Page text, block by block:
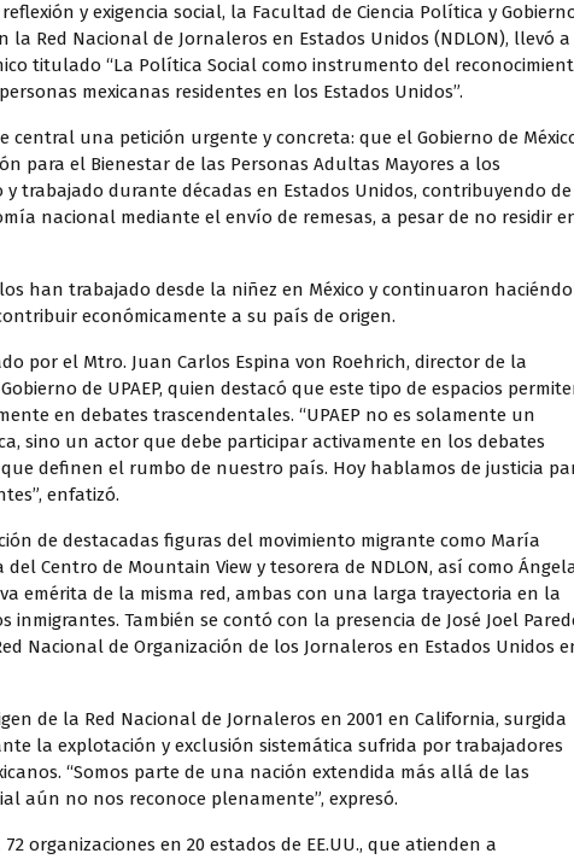
y exigencia social, la Facultad de Ciencia Política y
la Red Nacional de Jornaleros en Estados Unidos (NDLON), llevó a
titulado “La Política Social como instrumento del
mexicanas residentes en los Estados Unidos”.
central una petición urgente y concreta: que el Gobierno de
para el Bienestar de las Personas Adultas Mayores a los
trabajado durante décadas en Estados Unidos, contribuyendo de
nacional mediante el envío de remesas, a pesar de no residir
han trabajado desde la niñez en México y continuaron
económicamente a su país de origen.
por el Mtro. Juan Carlos Espina von Roehrich, director de la
de UPAEP, quien destacó que este tipo de espacios
en debates trascendentales. “UPAEP no es solamente un
sino un actor que debe participar activamente en los debates
definen el rumbo de nuestro país. Hoy hablamos de justicia
enfatizó.
de destacadas figuras del movimiento migrante como María
Centro de Mountain View y tesorera de NDLON, así como
emérita de la misma red, ambas con una larga trayectoria en la
inmigrantes. También se contó con la presencia de José Joel
Nacional de Organización de los Jornaleros en Estados Unidos
de la Red Nacional de Jornaleros en 2001 en California, surgida
la explotación y exclusión sistemática sufrida por trabajadores
“Somos parte de una nación extendida más allá de las
aún no nos reconoce plenamente”, expresó.
organizaciones en 20 estados de EE.UU., que atienden a